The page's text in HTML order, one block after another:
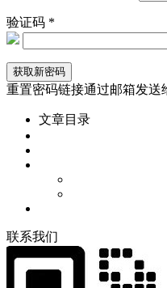
验证码 *
重置密码链接通过邮箱发送
文章目录
联系我们